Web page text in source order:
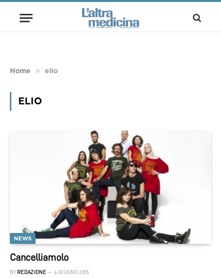
Home » elio
ELIO
NEWS
Cancelliamolo
BY REDAZIONE 4 GIUGNO 2015